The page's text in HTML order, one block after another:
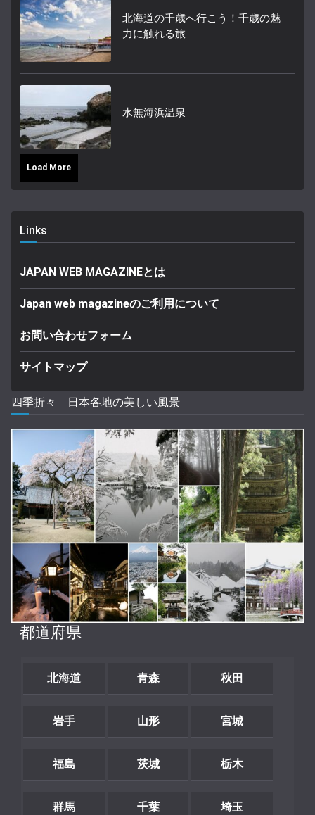
北海道の千歳へ行こう！千歳の魅
力に触れる旅
水無海浜温泉
Load More
Links
JAPAN WEB MAGAZINEとは
Japan web magazineのご利用について
お問い合わせフォーム
サイトマップ
四季折々 日本各地の美しい風景
都道府県
北海道 青森 秋田
岩手 山形 宮城
福島 茨城 栃木
群馬 千葉 埼玉